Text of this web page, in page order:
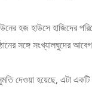
হজ হাউসে হাজিদের
সঙ্গে সংখ্যালঘুদের
দেওয়া হয়েছে, এটা